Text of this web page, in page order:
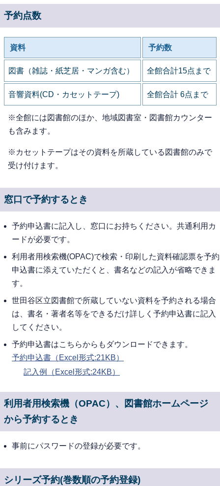
予約点数
資料 予約数
図書（雑誌・紙芝居・マンガ含む） 全館合計15点まで
音響資料(CD・カセットテープ) 全館合計 6点まで
※全館には図書館のほか、地域図書室・図書館カウンター
も含みます。
※カセットテープはその資料を所蔵している図書館のみで
受け付けます。
窓口で予約するとき
予約申込書に記入し、窓口にお持ちください。共通利用カ
ードが必要です。
利用者用検索機(OPAC)で検索・印刷した資料確認票を予約
申込書に添えていただくと、書名などの記入が省略できま
す。
世田谷区立図書館で所蔵していない資料を予約される場合
は、書名・著者名等をできるだけ詳しく予約申込書に記入
してください。
予約申込書はこちらからもダウンロードできます。
予約申込書（Excel形式:21KB）
記入例（Excel形式:24KB）
利用者用検索機（OPAC）、図書館ホームページ
から予約するとき
事前にパスワードの登録が必要です。
シリーズ予約(巻数順の予約登録)